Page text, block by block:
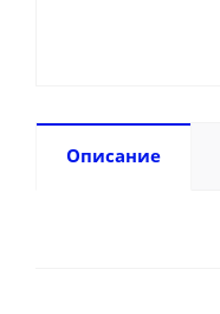
Описание